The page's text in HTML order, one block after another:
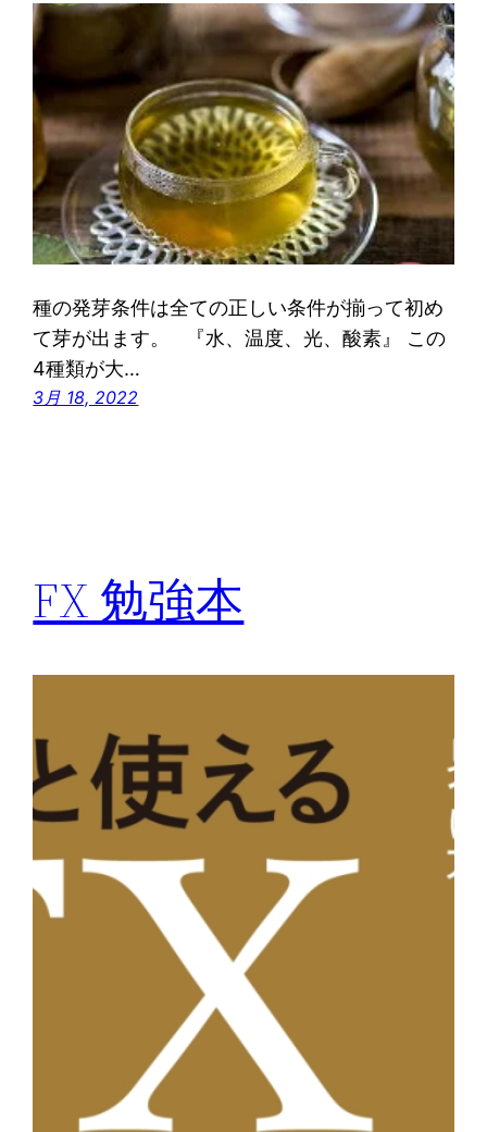
種の発芽条件は全ての正しい条件が揃って初め
て芽が出ます。 『水、温度、光、酸素』 この
4種類が大…
3月 18, 2022
FX 勉強本